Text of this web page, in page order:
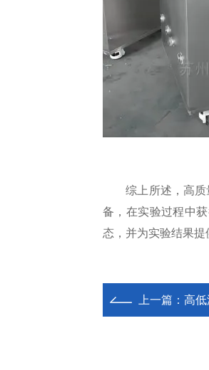
综上所述，高质
备，在实验过程中
态，并为实验结果
上一篇： 高低